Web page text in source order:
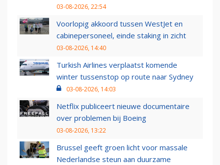
03-08-2026, 22:54
Voorlopig akkoord tussen WestJet en
cabinepersoneel, einde staking in zicht
03-08-2026, 14:40
Turkish Airlines verplaatst komende
winter tussenstop op route naar Sydney
03-08-2026, 14:03
Netflix publiceert nieuwe documentaire
over problemen bij Boeing
03-08-2026, 13:22
Brussel geeft groen licht voor massale
Nederlandse steun aan duurzame